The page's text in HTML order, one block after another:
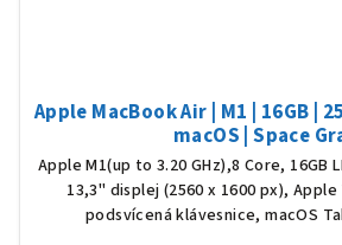
Apple MacBook Air | M1 | 16GB |
macOS | Space
Apple M1(up to 3.20 GHz),8 Core, 16GB
13,3" displej (2560 x 1600 px), Apple
podsvícená klávesnice, macOS